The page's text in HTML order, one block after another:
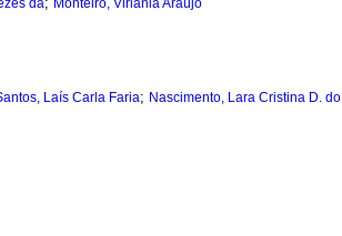
da Monteiro, Virlânia Araújo
Laís Carla Faria; Nascimento, Lara Cristina D. do